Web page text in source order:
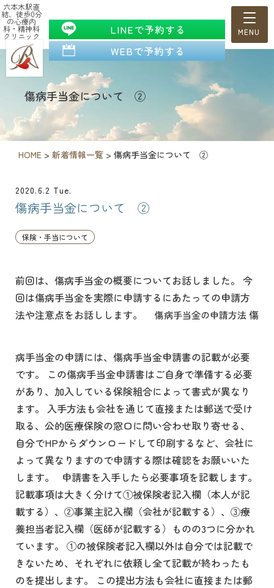
六本木駅直
結、徒歩0分
の心療内
科・精神科
クリニック
LINEで予約する
WEBで予約する
傷病手当金について ②
HOME > 新着情報一覧 > 傷病手当金について ②
2020.6.2 Tue.
傷病手当金について ②
保険・手当について
前回は、傷病手当金の概要についてお話しました。 今
回は傷病手当金を実際に申請するにあたっての申請方
法や注意点をお話しします。 傷病手当金の申請方法傷
病手当金の申請には、傷病手当金申請書の記載が必要
です。 この傷病手当金申請書はご自身で準備する必要
があり、加入している保険組合によって書式が異なり
ます。 入手方法も会社を通じて直接または郵送で受け
取る、公的医療保険の窓口に問い合わせ取り寄せる、
自分でHPからダウンロードして印刷するなど、会社に
よって異なりますので申請する際は確認をお願いいた
します。 申請書を入手したら必要事項を記載します。
記載事項は大きく分けて①被保険者記入欄（本人が記
載する）、②事業主記入欄（会社が記載する）、③療
養担当者記入欄（医師が記載する）ものの3つに分かれ
ています。 ①の被保険者記入欄以外は自分では記載で
きないため、それぞれに依頼し全て記載が終わったも
のを提出します。 この提出方法も会社に直接または郵